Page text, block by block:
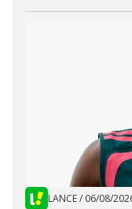
LANCE/ 06/08/